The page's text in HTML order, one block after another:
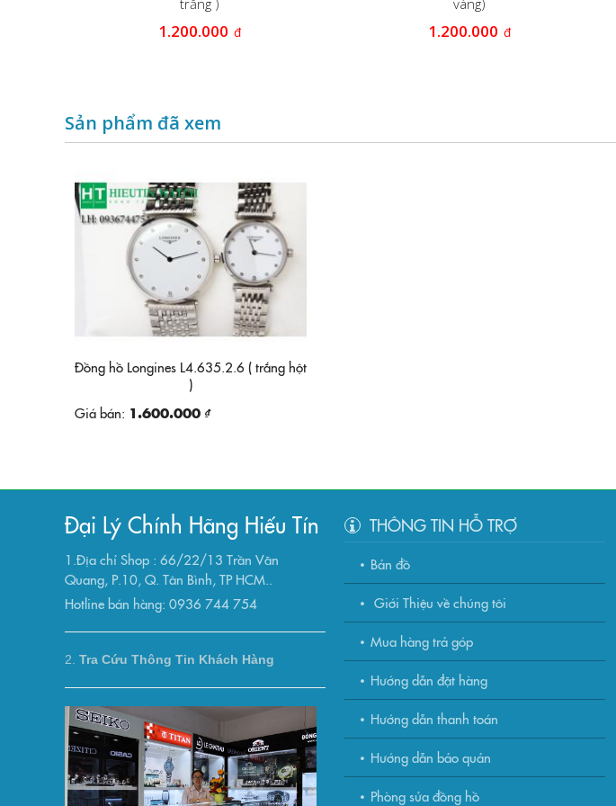
1.200.000 đ 1.200.000 đ
Sản phẩm đã xem
Đồng hồ Longines L4.635.2.6 ( trắng hột
)
Giá bán: 1.600.000 ₫
Đại Lý Chính Hãng Hiếu Tín
1.Địa chỉ Shop : 66/22/13 Trần Văn
Quang, P.10, Q. Tân Bình, TP HCM..
Hotline bán hàng: 0936 744 754
2. Tra Cứu Thông Tin Khách Hàng
THÔNG TIN HỖ TRỢ
Bản đồ
Giới Thiệu về chúng tôi
Mua hàng trả góp
Hướng dẫn đặt hàng
Hướng dẫn thanh toán
Hướng dẫn bảo quản
Phòng sửa đồng hồ